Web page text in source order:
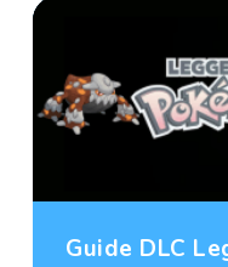
Guide DLC